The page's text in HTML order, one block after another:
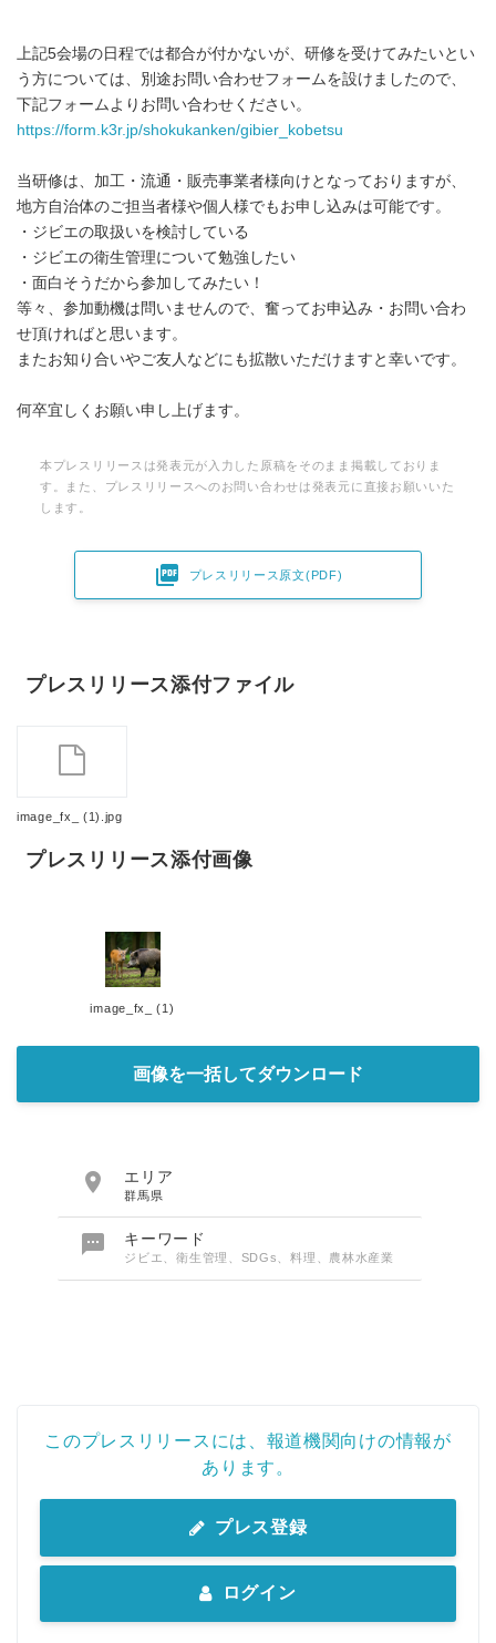
上記5会場の日程では都合が付かないが、研修を受けてみたいとい
う方については、別途お問い合わせフォームを設けましたので、
下記フォームよりお問い合わせください。
https://form.k3r.jp/shokukanken/gibier_kobetsu
当研修は、加工・流通・販売事業者様向けとなっておりますが、
地方自治体のご担当者様や個人様でもお申し込みは可能です。
・ジビエの取扱いを検討している
・ジビエの衛生管理について勉強したい
・面白そうだから参加してみたい！
等々、参加動機は問いませんので、奮ってお申込み・お問い合わ
せ頂ければと思います。
またお知り合いやご友人などにも拡散いただけますと幸いです。
何卒宜しくお願い申し上げます。
本プレスリリースは発表元が入力した原稿をそのまま掲載しておりま
す。また、プレスリリースへのお問い合わせは発表元に直接お願いいた
します。
 プレスリリース原文(PDF)
プレスリリース添付ファイル
image_fx_ (1).jpg
プレスリリース添付画像
image_fx_ (1)
画像を一括してダウンロード
 エリア
群馬県
 キーワード
ジビエ、衛生管理、SDGs、料理、農林水産業
このプレスリリースには、報道機関向けの情報が
あります。
プレス登録
ログイン